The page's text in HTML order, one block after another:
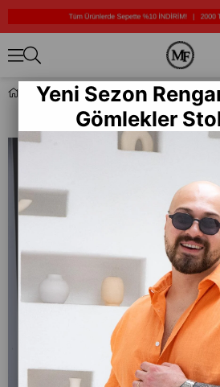
Kapüşonlu Oversize Peluş
Yeni Sezon
Gömlekler